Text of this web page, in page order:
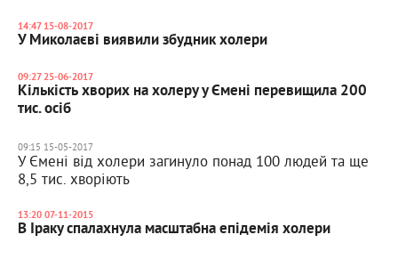
14:47 15-08-2017
У Миколаєві виявили збудник холери
09:27 25-06-2017
Кількість хворих на холеру у Ємені перевищила 200
тис. осіб
09:15 15-05-2017
У Ємені від холери загинуло понад 100 людей та ще
8,5 тис. хворіють
13:20 07-11-2015
В Іраку спалахнула масштабна епідемія холери